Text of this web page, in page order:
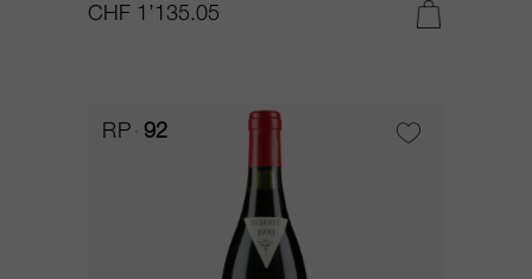
CHF 1’135.05
RP 92